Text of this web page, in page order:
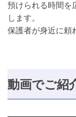
預けられる時間を
します。
保護者が身近に頼
動画でご紹